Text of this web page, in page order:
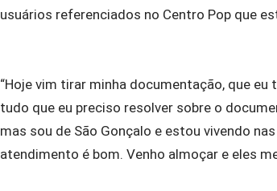
usuários referenciados no Centro Pop que
“Hoje vim tirar minha documentação, que
tudo que eu preciso resolver sobre o
mas sou de São Gonçalo e estou vivendo
atendimento é bom. Venho almoçar e eles